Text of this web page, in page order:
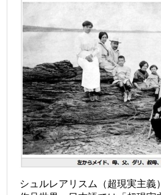
シュルレアリスム（超現実主義